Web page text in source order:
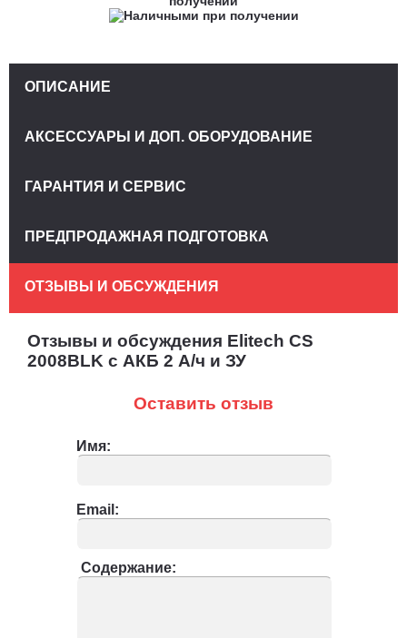
Отзывы и обсуждения Elitech CS
2008BLK с АКБ 2 А/ч и ЗУ
Оставить отзыв
Имя:
Email:
Содержание:
ОПИСАНИЕ
АКСЕССУАРЫ И ДОП. ОБОРУДОВАНИЕ
ГАРАНТИЯ И СЕРВИС
ПРЕДПРОДАЖНАЯ ПОДГОТОВКА
ОТЗЫВЫ И ОБСУЖДЕНИЯ